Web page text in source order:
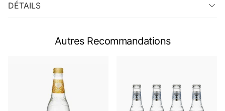
DÉTAILS
Autres Recommandations